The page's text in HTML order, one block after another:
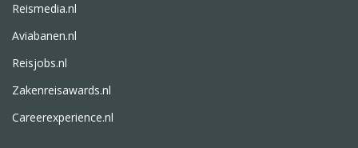
Reismedia.nl
Aviabanen.nl
Reisjobs.nl
Zakenreisawards.nl
Careerexperience.nl